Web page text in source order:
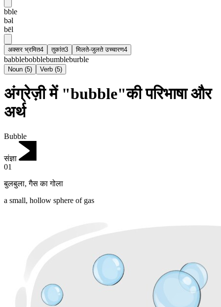
bble
bəl
bēl
अक्सर भ्रमित4 तुकांत3 मिलते-जुलते उच्चारण4
babblebobblebumbleburble
Noun (5) Verb (5)
अंग्रेज़ी में "bubble"की परिभाषा और
अर्थ
Bubble
संज्ञा
01
बुलबुला,गैस का गोला
a small, hollow sphere of gas